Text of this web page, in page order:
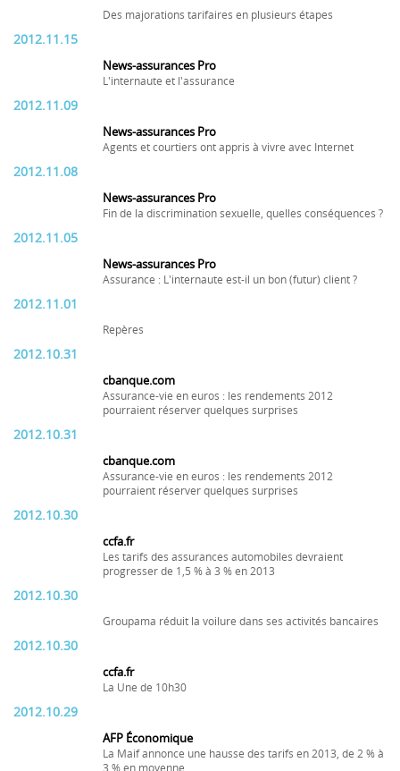
Des majorations tarifaires en plusieurs étapes
2012.11.15
News-assurances Pro
L'internaute et l'assurance
2012.11.09
News-assurances Pro
Agents et courtiers ont appris à vivre avec Internet
2012.11.08
News-assurances Pro
Fin de la discrimination sexuelle, quelles conséquences ?
2012.11.05
News-assurances Pro
Assurance : L'internaute est-il un bon (futur) client ?
2012.11.01
Repères
2012.10.31
cbanque.com
Assurance-vie en euros : les rendements 2012
pourraient réserver quelques surprises
2012.10.31
cbanque.com
Assurance-vie en euros : les rendements 2012
pourraient réserver quelques surprises
2012.10.30
ccfa.fr
Les tarifs des assurances automobiles devraient
progresser de 1,5 % à 3 % en 2013
2012.10.30
Groupama réduit la voilure dans ses activités bancaires
2012.10.30
ccfa.fr
La Une de 10h30
2012.10.29
AFP Économique
La Maif annonce une hausse des tarifs en 2013, de 2 % à
3 % en moyenne